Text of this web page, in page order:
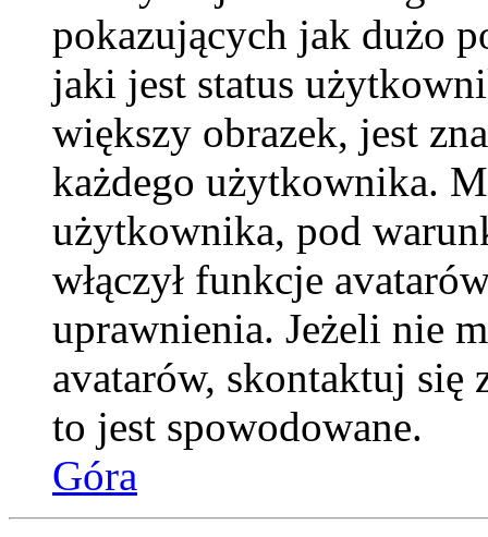
pokazujących jak dużo
jaki jest status
większy obrazek, jest
każdego użytkownika.
użytkownika, pod
włączył funkcje
uprawnienia. Jeżeli nie
avatarów, skontaktuj się
to jest spowodowane.
Góra